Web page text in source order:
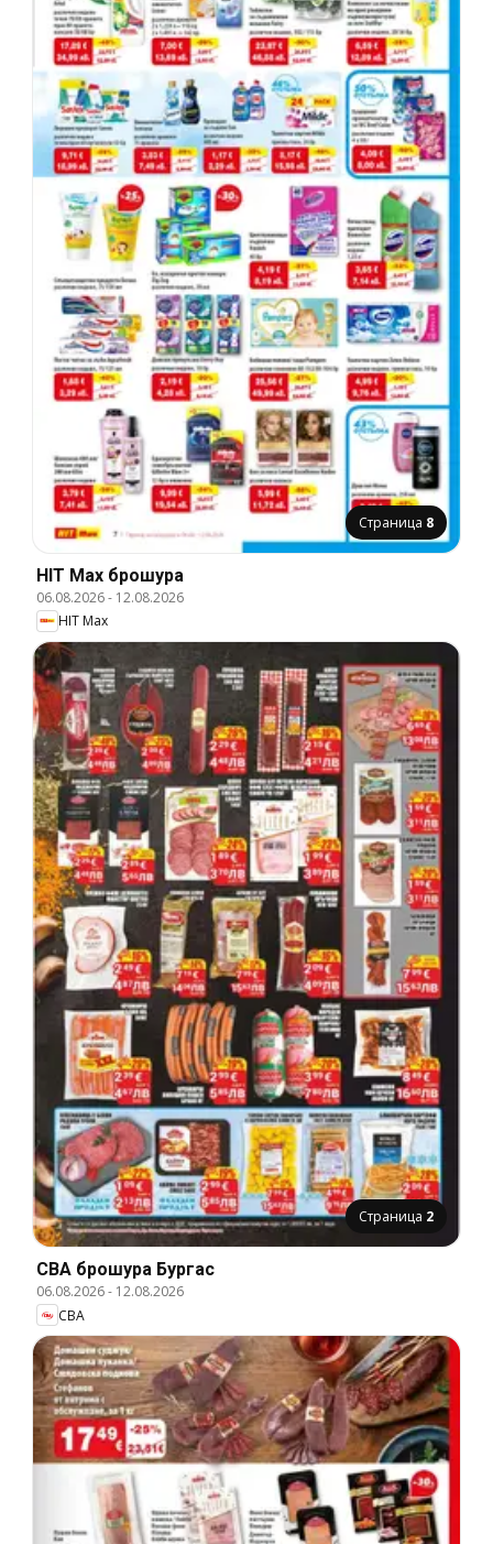
Страница 8
HIT Max брошура
06.08.2026- 12.08.2026
HIT Max
Страница 2
CBA брошура Бургас
06.08.2026- 12.08.2026
CBA